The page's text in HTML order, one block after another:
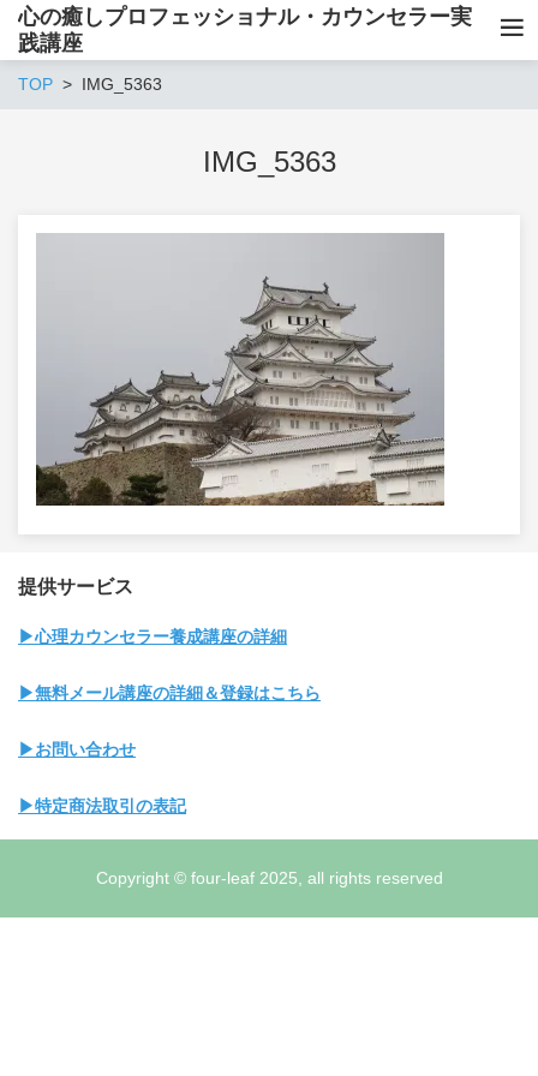
心の癒しプロフェッショナル・カウンセラー実
践講座
TOP IMG_5363
IMG_5363
提供サービス
▶心理カウンセラー養成講座の詳細
▶無料メール講座の詳細＆登録はこちら
▶お問い合わせ
▶特定商法取引の表記
Copyright © four-leaf 2025, all rights reserved